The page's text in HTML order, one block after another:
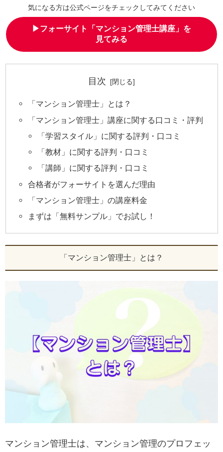
気になる方は公式ページをチェックしてみてください
▶フォーサイト「マンション管理士講座」を
見てみる
目次
「マンション管理士」とは？
「マンション管理士」講座に関する口コミ・評判
「学習スタイル」に関する評判・口コミ
「教材」に関する評判・口コミ
「講師」に関する評判・口コミ
合格者がフォーサイトを選んだ理由
「マンション管理士」の講座料金
まずは「無料サンプル」でお試し！
「マンション管理士」とは？
マンション管理士は、マンション管理のプロフェッ